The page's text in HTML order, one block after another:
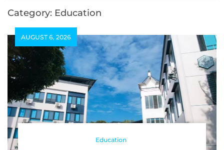
Category: Education
AUGUST 6, 2026
Education